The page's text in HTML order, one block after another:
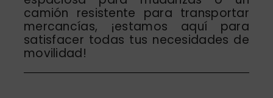
camión resistente para transportar
mercancías, ¡estamos aquí para
satisfacer todas tus necesidades de
movilidad!